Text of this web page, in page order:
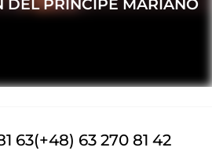
DEL PRÍNCIPE MARIANO
63(+48) 63 270 81 42